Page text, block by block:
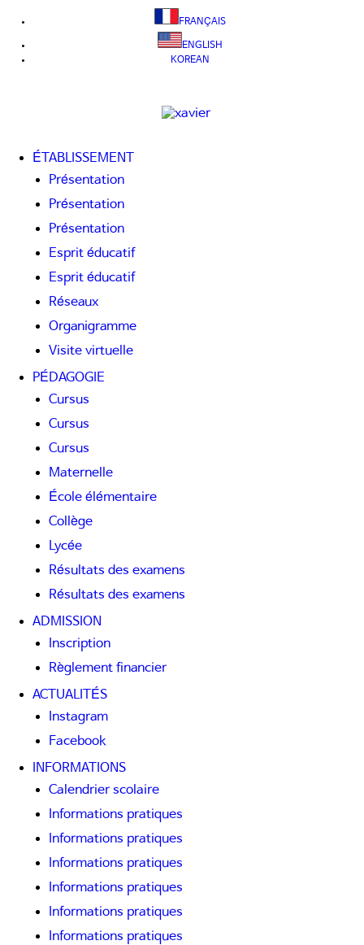
FRANÇAIS
ENGLISH
KOREAN
ÉTABLISSEMENT
Présentation
Présentation
Présentation
Esprit éducatif
Esprit éducatif
Réseaux
Organigramme
Visite virtuelle
PÉDAGOGIE
Cursus
Cursus
Cursus
Maternelle
École élémentaire
Collège
Lycée
Résultats des examens
Résultats des examens
ADMISSION
Inscription
Règlement financier
ACTUALITÉS
Instagram
Facebook
INFORMATIONS
Calendrier scolaire
Informations pratiques
Informations pratiques
Informations pratiques
Informations pratiques
Informations pratiques
Informations pratiques